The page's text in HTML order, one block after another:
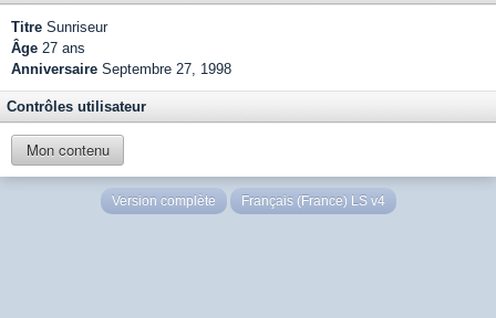
Titre Sunriseur
Âge 27 ans
Anniversaire Septembre 27, 1998
Contrôles utilisateur
Mon contenu
Version complète Français (France) LS v4